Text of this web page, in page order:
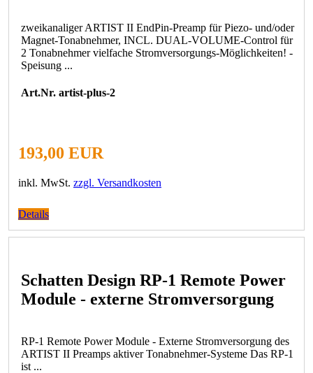
zweikanaliger ARTIST II EndPin-Preamp für Piezo- und/oder
Magnet-Tonabnehmer, INCL. DUAL-VOLUME-Control für
2 Tonabnehmer vielfache Stromversorgungs-Möglichkeiten! -
Speisung ...
Art.Nr. artist-plus-2
193,00 EUR
inkl. MwSt. zzgl. Versandkosten
Details
Schatten Design RP-1 Remote Power
Module - externe Stromversorgung
RP-1 Remote Power Module - Externe Stromversorgung des
ARTIST II Preamps aktiver Tonabnehmer-Systeme Das RP-1
ist ...